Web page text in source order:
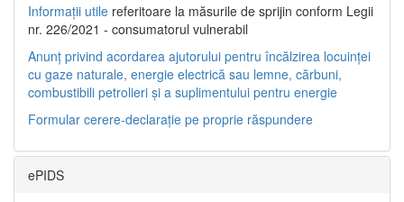
Informații utile referitoare la măsurile de sprijin conform Legii
nr. 226/2021 - consumatorul vulnerabil
Anunț privind acordarea ajutorului pentru încălzirea locuinței
cu gaze naturale, energie electrică sau lemne, cărbuni,
combustibili petrolieri și a suplimentului pentru energie
Formular cerere-declarație pe proprie răspundere
ePIDS